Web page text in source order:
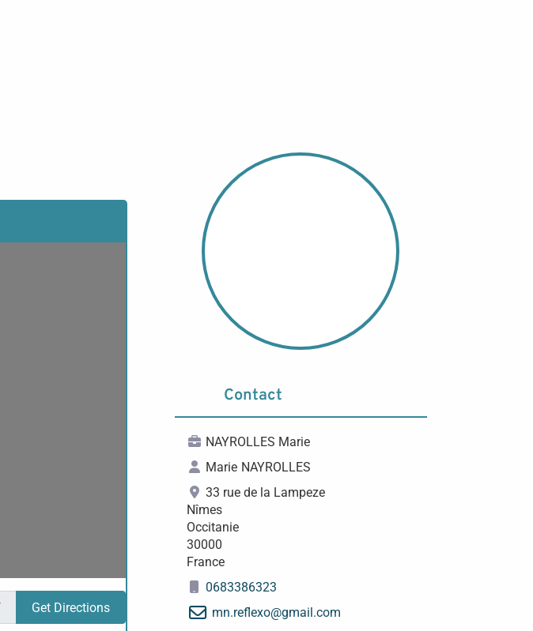
Get Directions
Contact
NAYROLLES Marie
Marie NAYROLLES
33 rue de la Lampeze
Nîmes
Occitanie
30000
France
0683386323
mn.reflexo@gmail.com